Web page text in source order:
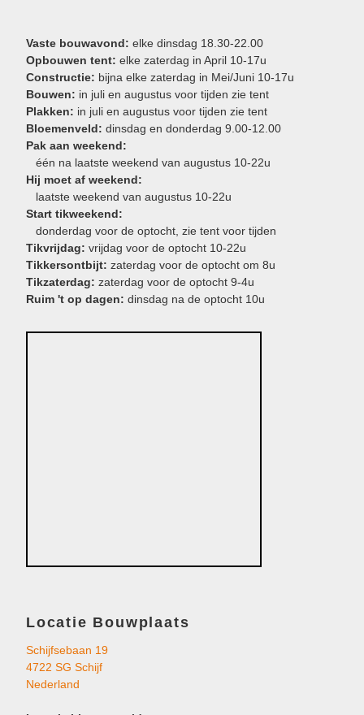
Vaste bouwavond: elke dinsdag 18.30-22.00
Opbouwen tent: elke zaterdag in April 10-17u
Constructie: bijna elke zaterdag in Mei/Juni 10-17u
Bouwen: in juli en augustus voor tijden zie tent
Plakken: in juli en augustus voor tijden zie tent
Bloemenveld: dinsdag en donderdag 9.00-12.00
Pak aan weekend:
één na laatste weekend van augustus 10-22u
Hij moet af weekend:
laatste weekend van augustus 10-22u
Start tikweekend:
donderdag voor de optocht, zie tent voor tijden
Tikvrijdag: vrijdag voor de optocht 10-22u
Tikkersontbijt: zaterdag voor de optocht om 8u
Tikzaterdag: zaterdag voor de optocht 9-4u
Ruim 't op dagen: dinsdag na de optocht 10u
Locatie Bouwplaats
Schijfsebaan 19
4722 SG Schijf
Nederland